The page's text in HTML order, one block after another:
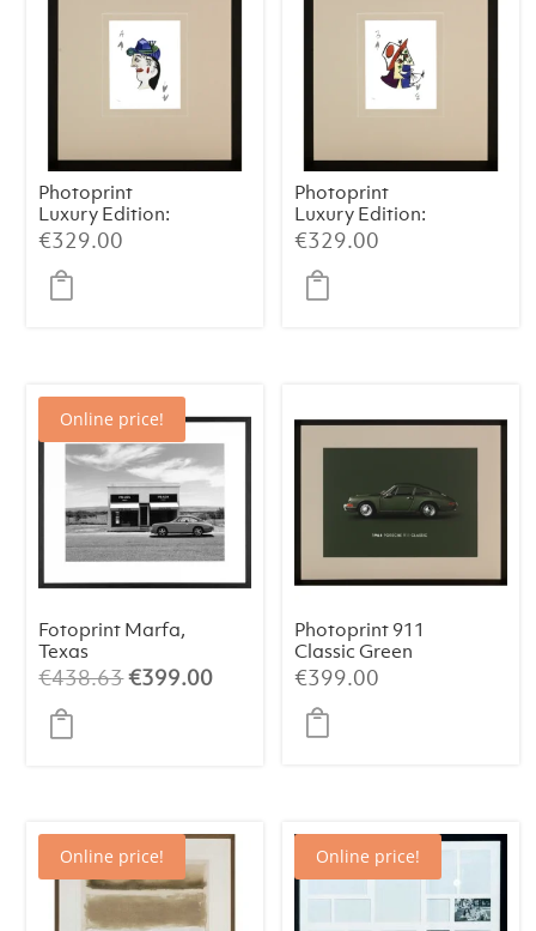
Photoprint
Luxury Edition:
Picasso’s Women
€329.00
Photoprint
Luxury Edition:
Picasso’s Women
€329.00
Online price!
Fotoprint Marfa,
Texas
€438.63El
€399.00El
Photoprint 911
Classic Green
€399.00
Online price! Online price!